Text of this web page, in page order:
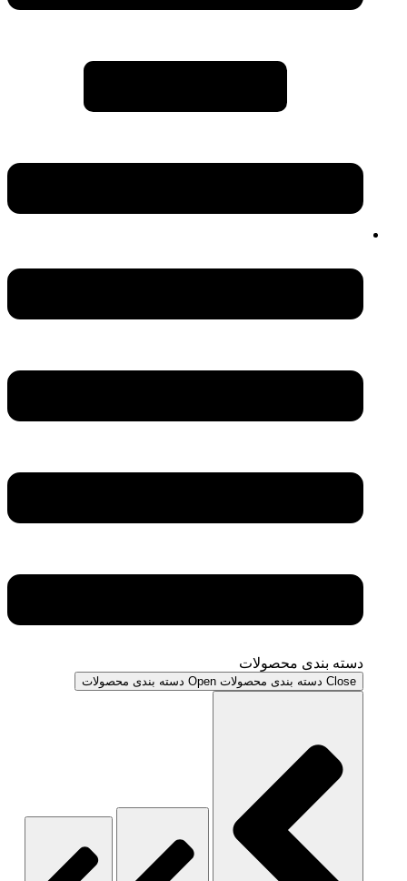
دسته بندی محصولات
Close دسته بندی محصولات Open دسته بندی محصولات